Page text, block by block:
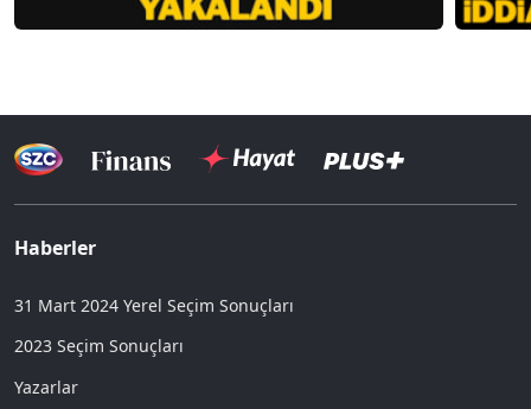
Haberler
31 Mart 2024 Yerel Seçim Sonuçları
2023 Seçim Sonuçları
Yazarlar